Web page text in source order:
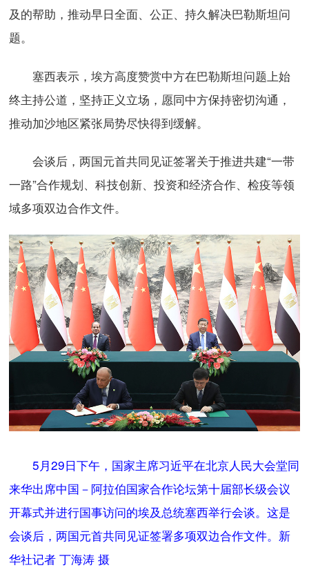
及的帮助，推动早日全面、公正、持久解决巴勒斯坦问
题。
塞西表示，埃方高度赞赏中方在巴勒斯坦问题上始
终主持公道，坚持正义立场，愿同中方保持密切沟通，
推动加沙地区紧张局势尽快得到缓解。
会谈后，两国元首共同见证签署关于推进共建“一带
一路”合作规划、科技创新、投资和经济合作、检疫等领
域多项双边合作文件。
5月29日下午，国家主席习近平在北京人民大会堂同
来华出席中国－阿拉伯国家合作论坛第十届部长级会议
开幕式并进行国事访问的埃及总统塞西举行会谈。这是
会谈后，两国元首共同见证签署多项双边合作文件。新
华社记者 丁海涛 摄